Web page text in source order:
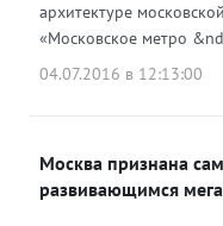
архитектуре
«Московское метро
04.07.2016 в 12:13:00
Москва признана
развивающимся